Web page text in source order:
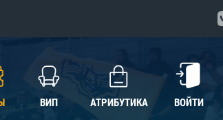
ВИП АТРИБУТИКА ВОЙТИ